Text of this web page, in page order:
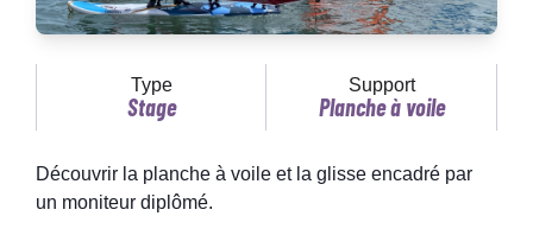
Type
Stage
Support
Planche à voile
Découvrir la planche à voile et la glisse encadré par
un moniteur diplômé.